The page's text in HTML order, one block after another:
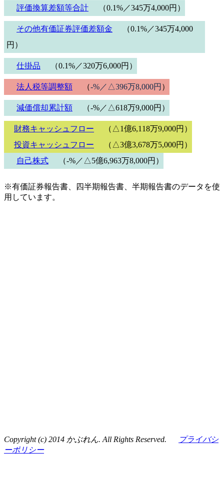
評価換算差額等合計 （0.1%／345万4,000円）
その他有価証券評価差額金
（0.1%／345万4,000
円）
仕掛品 （0.1%／320万6,000円）
法人税等調整額 （-%／△396万8,000円 ）
減価償却累計額 （-%／△618万9,000円）
財務キャッシュフロー
（△1億6,118万9,000円）
投資キャッシュフロー
（△3億3,678万5,000円）
自己株式
（-%／△5億6,963万8,000円）
※有価証券報告書、四半期報告書、半期報告書のデータを使
用しています。
Copyright (c) 2014 かぶれん. All Rights Reserved.
プライバシ
ーポリシー